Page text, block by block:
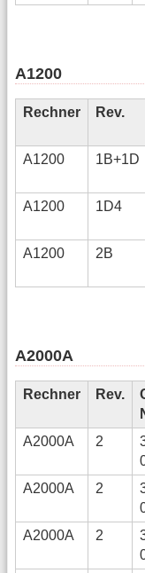
A1200
Rechner Rev.
A1200 1B+1D
A1200 1D4
A1200 2B
A2000A
Rechner Rev.
A2000A 2
A2000A 2
A2000A 2